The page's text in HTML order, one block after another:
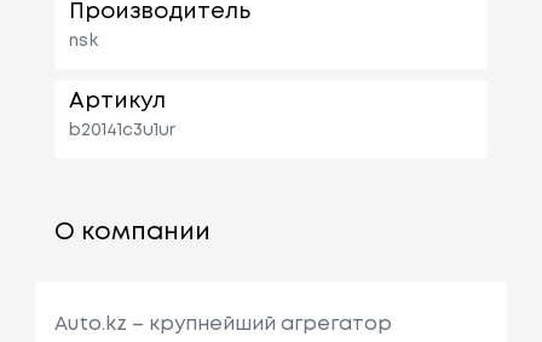
Производитель
nsk
Артикул
b20141c3u1ur
О компании
Auto.kz – крупнейший агрегатор